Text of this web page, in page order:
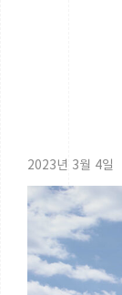
2023년 3월 4일